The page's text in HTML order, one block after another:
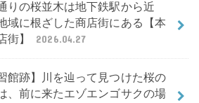
りの桜並木は地下鉄駅から近
域に根ざした商店街にある【本
街】
2026.04.27
館跡】川を辿って見つけた桜の
、前に来たエゾエンゴサクの場